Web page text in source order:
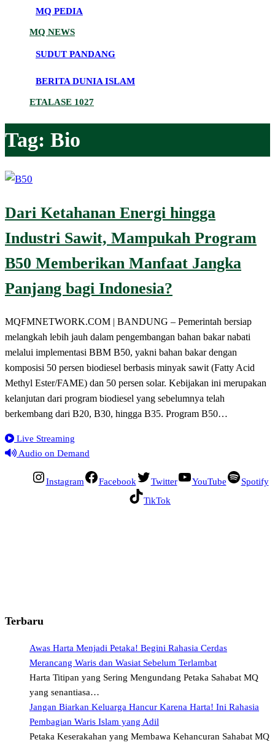
MQ PEDIA
MQ NEWS
SUDUT PANDANG
BERITA DUNIA ISLAM
ETALASE 1027
Tag: Bio
Dari Ketahanan Energi hingga
Industri Sawit, Mampukah Program
B50 Memberikan Manfaat Jangka
Panjang bagi Indonesia?
MQFMNETWORK.COM | BANDUNG – Pemerintah bersiap
melangkah lebih jauh dalam pengembangan bahan bakar nabati
melalui implementasi BBM B50, yakni bahan bakar dengan
komposisi 50 persen biodiesel berbasis minyak sawit (Fatty Acid
Methyl Ester/FAME) dan 50 persen solar. Kebijakan ini merupakan
kelanjutan dari program biodiesel yang sebelumnya telah
berkembang dari B20, B30, hingga B35. Program B50…
Live Streaming
Audio on Demand
Instagram Facebook Twitter YouTube
Spotify
TikTok
Terbaru
Awas Harta Menjadi Petaka! Begini Rahasia Cerdas
Merancang Waris dan Wasiat Sebelum Terlambat
Harta Titipan yang Sering Mengundang Petaka Sahabat MQ
yang senantiasa…
Jangan Biarkan Keluarga Hancur Karena Harta! Ini Rahasia
Pembagian Waris Islam yang Adil
Petaka Keserakahan yang Membawa Kehancuran Sahabat MQ